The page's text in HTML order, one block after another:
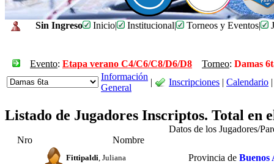
Sin Ingreso Inicio| Institucional| Torneos y Eventos|
Evento: Etapa verano C4/C6/C8/D6/D8 Torneo: Damas
Información
General
| Inscripciones | Calendario |
Listado de Jugadores Inscriptos. Total en
Datos de los Jugadores/
Nro
Nombre
Fittipaldi , Juliana Provincia de Buenos